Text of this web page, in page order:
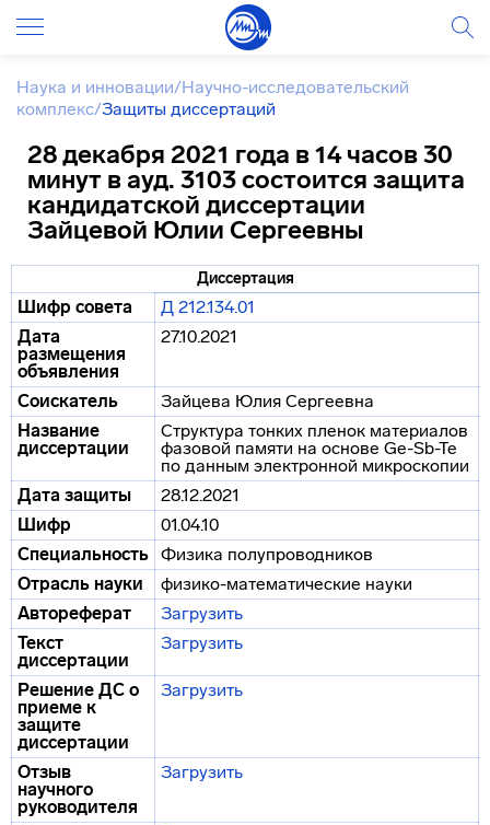
Наука и инновации/Научно-исследовательский
комплекс/Защиты диссертаций
28 декабря 2021 года в 14 часов 30
минут в ауд. 3103 состоится защита
кандидатской диссертации
Зайцевой Юлии Сергеевны
Диссертация
Шифр совета
Д 212.134.01
Дата
размещения
объявления
27.10.2021
Соискатель
Зайцева Юлия Сергеевна
Название
диссертации
Структура тонких пленок материалов
фазовой памяти на основе Ge-Sb-Te
по данным электронной микроскопии
Дата защиты
28.12.2021
Шифр
01.04.10
Специальность Физика полупроводников
Отрасль науки
физико-математические науки
Автореферат
Загрузить
Текст
диссертации
Загрузить
Решение ДС о
приеме к
защите
диссертации
Загрузить
Отзыв
научного
руководителя
Загрузить